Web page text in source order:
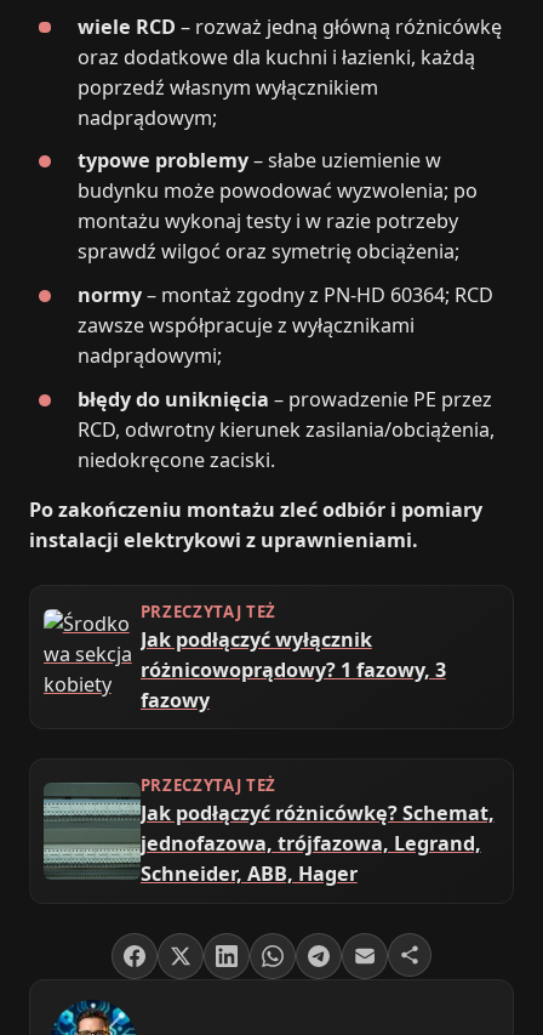
wiele RCD – rozważ jedną główną różnicówkę
oraz dodatkowe dla kuchni i łazienki, każdą
poprzedź własnym wyłącznikiem
nadprądowym;
typowe problemy– słabe uziemienie w
budynku może powodować wyzwolenia; po
montażu wykonaj testy i w razie potrzeby
sprawdź wilgoć oraz symetrię obciążenia;
normy– montaż zgodny z PN-HD 60364; RCD
zawsze współpracuje z wyłącznikami
nadprądowymi;
błędy do uniknięcia – prowadzenie PE przez
RCD, odwrotny kierunek zasilania/obciążenia,
niedokręcone zaciski.
Po zakończeniu montażu zleć odbiór i pomiary
instalacji elektrykowi z uprawnieniami.
PRZECZYTAJ TEŻ
Jak podłączyć wyłącznik
różnicowoprądowy? 1 fazowy, 3
fazowy
PRZECZYTAJ TEŻ
Jak podłączyć różnicówkę? Schemat,
jednofazowa, trójfazowa, Legrand,
Schneider, ABB, Hager